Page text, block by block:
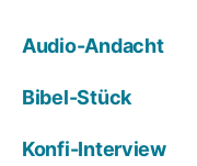
Audio-Andacht
Bibel-Stück
Konfi-Interview